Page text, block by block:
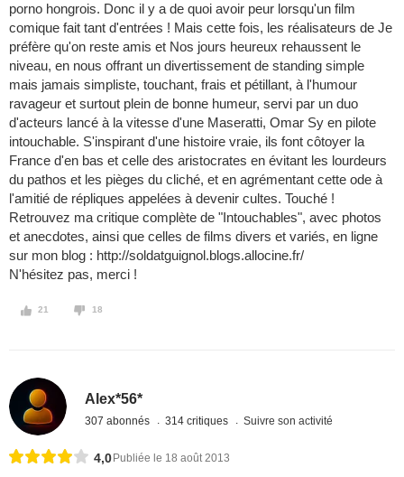
porno hongrois. Donc il y a de quoi avoir peur lorsqu'un film
comique fait tant d'entrées ! Mais cette fois, les réalisateurs de Je
préfère qu'on reste amis et Nos jours heureux rehaussent le
niveau, en nous offrant un divertissement de standing simple
mais jamais simpliste, touchant, frais et pétillant, à l'humour
ravageur et surtout plein de bonne humeur, servi par un duo
d'acteurs lancé à la vitesse d'une Maseratti, Omar Sy en pilote
intouchable. S'inspirant d'une histoire vraie, ils font côtoyer la
France d'en bas et celle des aristocrates en évitant les lourdeurs
du pathos et les pièges du cliché, et en agrémentant cette ode à
l'amitié de répliques appelées à devenir cultes. Touché !
Retrouvez ma critique complète de "Intouchables", avec photos
et anecdotes, ainsi que celles de films divers et variés, en ligne
sur mon blog : http://soldatguignol.blogs.allocine.fr/
N'hésitez pas, merci !
21 18
Alex*56*
307 abonnés 314 critiques Suivre son activité
4,0 Publiée le 18 août 2013